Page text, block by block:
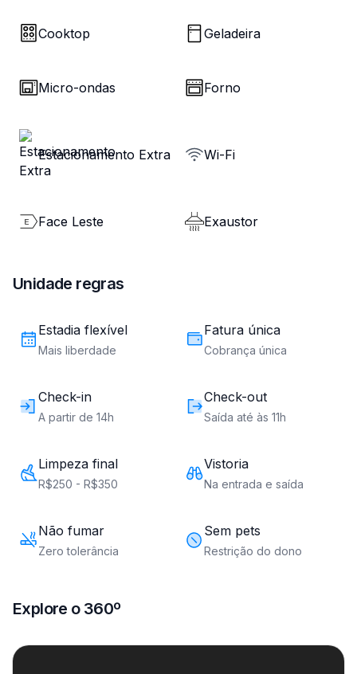
Cooktop Geladeira
Micro-ondas Forno
Estacionamento Extra Wi-Fi
Face Leste Exaustor
Unidade regras
Estadia flexível
Mais liberdade
Fatura única
Cobrança única
Check-in
A partir de 14h
Check-out
Saída até às 11h
Limpeza final
R$250 - R$350
Vistoria
Na entrada e saída
Não fumar
Zero tolerância
Sem pets
Restrição do dono
Explore o 360º